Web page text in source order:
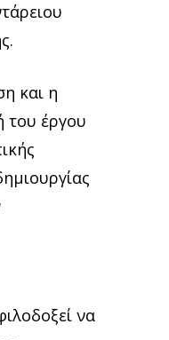
και η
του έργου
να